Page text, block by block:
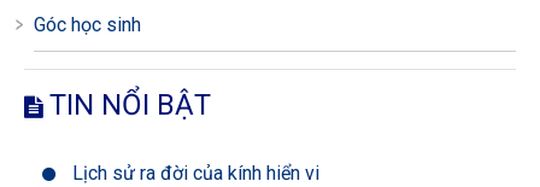
Góc học sinh
TIN NỔI BẬT
Lịch sử ra đời của kính hiển vi